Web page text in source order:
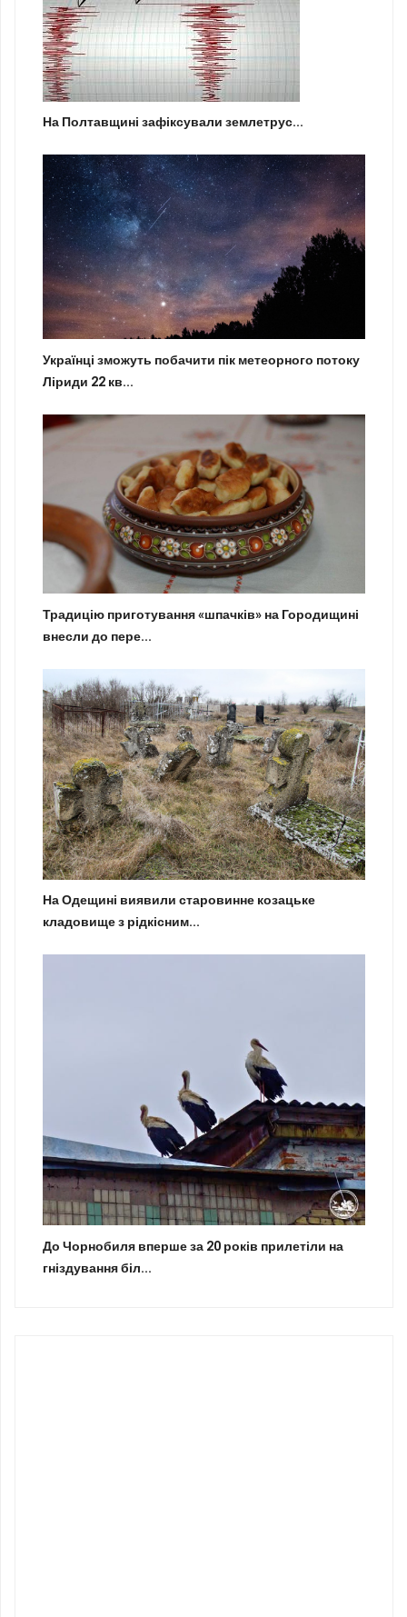
На Полтавщині зафіксували землетрус...
Українці зможуть побачити пік метеорного потоку
Ліриди 22 кв...
Традицію приготування «шпачків» на Городищині
внесли до пере...
На Одещині виявили старовинне козацьке
кладовище з рідкісним...
До Чорнобиля вперше за 20 років прилетіли на
гніздування біл...